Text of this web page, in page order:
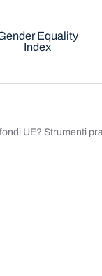
Equality
Index
UE? Strumenti